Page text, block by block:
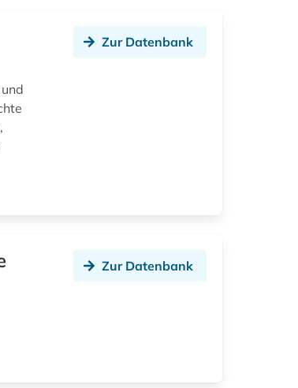
Zur Datenbank
Zur Datenbank